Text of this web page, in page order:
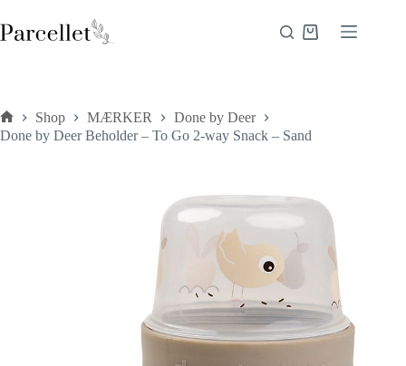
til
indhold
Indkøbskurv
Forside
Shop MÆRKER
Done by Deer
Done by Deer Beholder – To Go 2-way Snack – Sand